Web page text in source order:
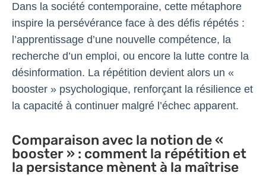
Dans la société contemporaine, cette métaphore
inspire la persévérance face à des défis répétés :
l’apprentissage d’une nouvelle compétence, la
recherche d’un emploi, ou encore la lutte contre la
désinformation. La répétition devient alors un «
booster » psychologique, renforçant la résilience et
la capacité à continuer malgré l’échec apparent.
Comparaison avec la notion de «
booster » : comment la répétition et
la persistance mènent à la maîtrise